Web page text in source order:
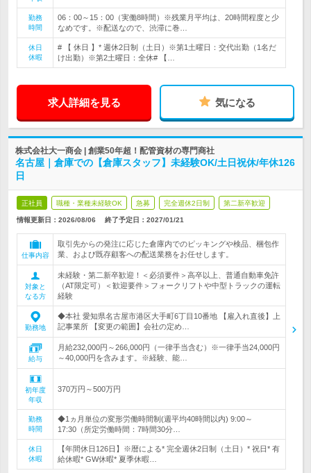
勤務
時間
06：00～15：00（実働8時間）※残業月平均は、20時間程度と少
なめです。※配送なので、渋滞に巻…
休日
休暇
# 【 休日 】* 週休2日制（土日）※第1土曜日：交代出勤（1名だ
け出勤）※第2土曜日：全休# 【…
求人詳細を見る 気になる
株式会社大一商会 | 創業50年超！配管資材の専門商社
名古屋｜倉庫での【倉庫スタッフ】未経験OK/土日祝休/年休126
日
正社員 職種・業種未経験OK 急募 完全週休2日制 第二新卒歓迎
情報更新日：2026/08/06 終了予定日： 2027/01/21
仕事内容
取引先からの発注に応じた倉庫内でのピッキングや検品、梱包作
業、および既存顧客への配送業務をお任せします。
対象と
なる方
未経験・第二新卒歓迎！＜必須要件＞高卒以上、普通自動車免許
（AT限定可）＜歓迎要件＞フォークリフトや中型トラックの運転
経験
勤務地
◆本社 愛知県名古屋市港区大手町6丁目10番地 【雇入れ直後】上
記事業所 【変更の範囲】会社の定め…
給与
月給232,000円～266,000円（一律手当含む）※一律手当24,000円
～40,000円を含みます。※経験、能…
初年度
年収
370万円～500万円
勤務
時間
◆1ヵ月単位の変形労働時間制(週平均40時間以内) 9:00～
17:30（所定労働時間：7時間30分…
休日
休暇
【年間休日126日】※暦による* 完全週休2日制（土日）* 祝日* 有
給休暇* GW休暇* 夏季休暇…